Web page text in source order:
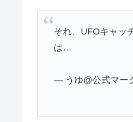
それ、UFOキャッ
は…
— うゆ@公式マー